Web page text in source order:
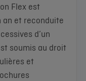
Flex est
an et reconduite
d’un
soumis au droit
et